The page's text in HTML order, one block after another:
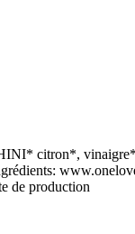
citron*,
de production